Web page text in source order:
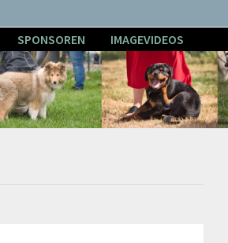
SPONSOREN IMAGEVIDEOS